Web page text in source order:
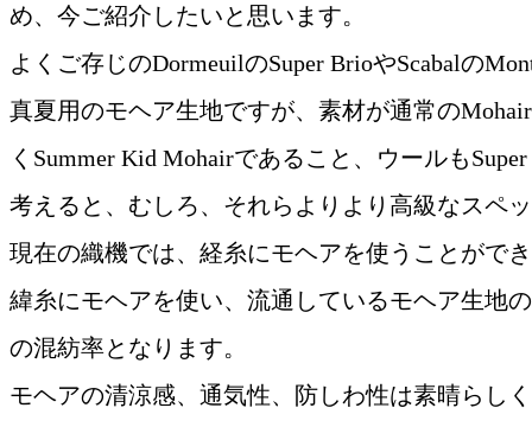
め、今ご紹介したいと思います。
よくご存じのDormeuilのSuper BrioやScabalの
真夏用のモヘア生地ですが、素材が通常の
くSummer Kid Mohairであること、ウールも
考えると、むしろ、それらよりより高級なスペ
現在の織機では、経糸にモヘアを使うことがで
緯糸にモヘアを使い、流通しているモヘア生地
の混紡率となります。
モヘアの清涼感、通気性、防しわ性は素晴らし